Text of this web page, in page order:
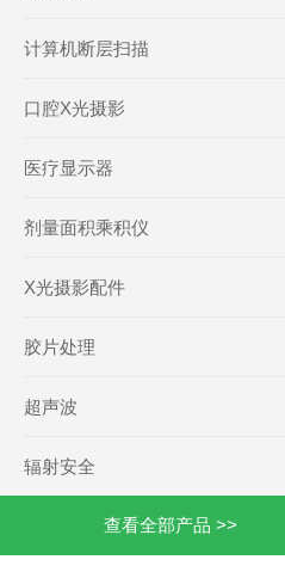
计算机断层扫描
口腔X光摄影
医疗显示器
剂量面积乘积仪
X光摄影配件
胶片处理
超声波
辐射安全
查看全部产品 >>